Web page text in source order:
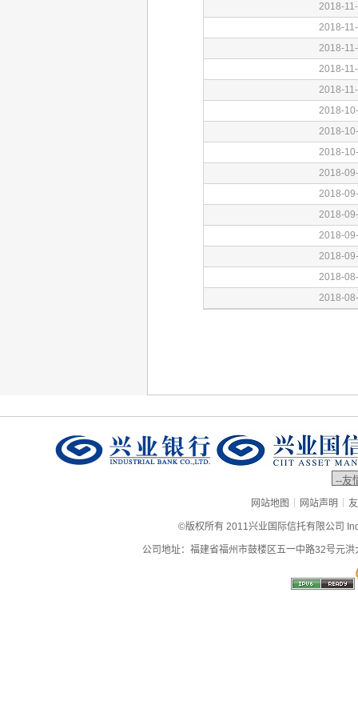
网站地图 | 网站声明 |
©版权所有 2011兴业国际信托有限公司
公司地址：福建省福州市鼓楼区五一中路32号元